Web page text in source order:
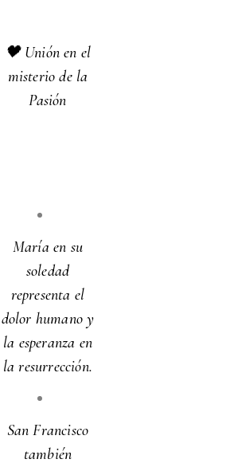
🖤 Unión en el
misterio de la
Pasión
María en su
soledad
representa el
dolor humano y
la esperanza en
la resurrección.
San Francisco
también